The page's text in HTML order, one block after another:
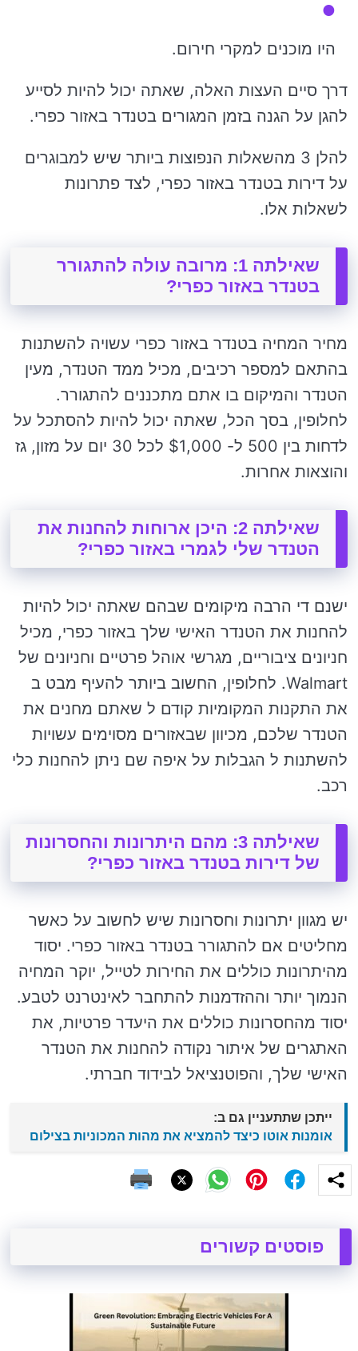
היו מוכנים למקרי חירום.
דרך סיים העצות האלה, שאתה יכול להיות לסייע
להגן על הגנה בזמן המגורים בטנדר באזור כפרי.
להלן 3 מהשאלות הנפוצות ביותר שיש למבוגרים
על דירות בטנדר באזור כפרי, לצד פתרונות
לשאלות אלו.
שאילתה 1: מרובה עולה להתגורר
בטנדר באזור כפרי?
מחיר המחיה בטנדר באזור כפרי עשויה להשתנות
בהתאם למספר רכיבים, מכיל ממד הטנדר, מעין
הטנדר והמיקום בו אתם מתכננים להתגורר.
לחלופין, בסך הכל, שאתה יכול להיות להסתכל על
לדחות בין 500 ל- $1,000 לכל 30 יום על מזון, גז
והוצאות אחרות.
שאילתה 2: היכן ארוחות להחנות את
הטנדר שלי לגמרי באזור כפרי?
ישנם די הרבה מיקומים שבהם שאתה יכול להיות
להחנות את הטנדר האישי שלך באזור כפרי, מכיל
חניונים ציבוריים, מגרשי אוהל פרטיים וחניונים של
Walmart. לחלופין, החשוב ביותר להעיף מבט ב
את התקנות המקומיות קודם ל שאתם מחנים את
הטנדר שלכם, מכיוון שבאזורים מסוימים עשויות
להשתנות ל הגבלות על איפה שם ניתן להחנות כלי
רכב.
שאילתה 3: מהם היתרונות והחסרונות
של דירות בטנדר באזור כפרי?
יש מגוון יתרונות וחסרונות שיש לחשוב על כאשר
מחליטים אם להתגורר בטנדר באזור כפרי. יסוד
מהיתרונות כוללים את החירות לטייל, יוקר המחיה
הנמוך יותר וההזדמנות להתחבר לאינטרנט לטבע.
יסוד מהחסרונות כוללים את היעדר פרטיות, את
האתגרים של איתור נקודה להחנות את הטנדר
האישי שלך, והפוטנציאל לבידוד חברתי.
ייתכן שתתעניין גם ב:
אומנות אוטו כיצד להמציא את מהות המכוניות בצילום
פוסטים קשורים